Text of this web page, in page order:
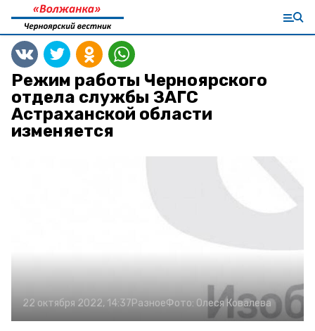
Режим работы Черноярского
отдела службы ЗАГС
Астраханской области
изменяется
22 октября 2022, 14:37РазноеФото: Олеся Ковалева